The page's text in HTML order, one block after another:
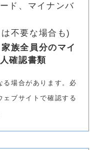
ド、マイナンバ
不要な場合も)
族全員分のマイ
確認書類
場合があります。必
ェブサイトで確認する